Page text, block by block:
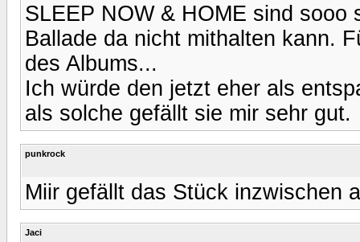
SLEEP NOW & HOME sind
Ballade da nicht mithalten kann.
des Albums...
Ich würde den jetzt eher als
als solche gefällt sie mir sehr gut.
punkrock
Miir gefällt das Stück inzwischen
Jaci